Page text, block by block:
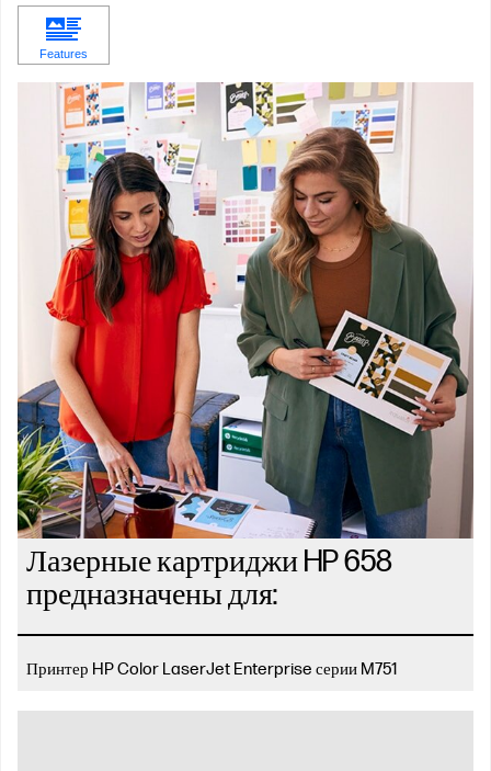
Лазерные картриджи HP 658
предназначены для:
Принтер HP Color LaserJet Enterprise серии M751